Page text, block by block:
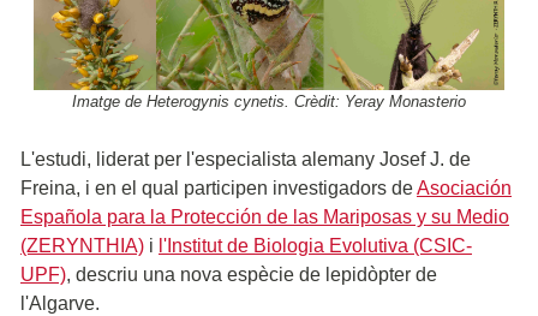
Imatge de Heterogynis cynetis. Crèdit: Yeray Monasterio
L'estudi, liderat per l'especialista alemany Josef J. de
Freina, i en el qual participen investigadors deAsociación
Española para la Protección de las Mariposas y su Medio
(ZERYNTHIA) i l'Institut de Biologia Evolutiva (CSIC-
UPF), descriu una nova espècie de lepidòpter de
l'Algarve.